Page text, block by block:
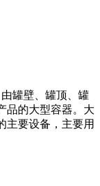
罐壁、罐顶、罐
品的大型容器。大
主要设备，主要用